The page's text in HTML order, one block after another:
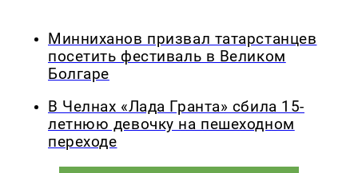
Минниханов призвал татарстанцев
посетить фестиваль в Великом
Болгаре
В Челнах «Лада Гранта» сбила 15-
летнюю девочку на пешеходном
переходе